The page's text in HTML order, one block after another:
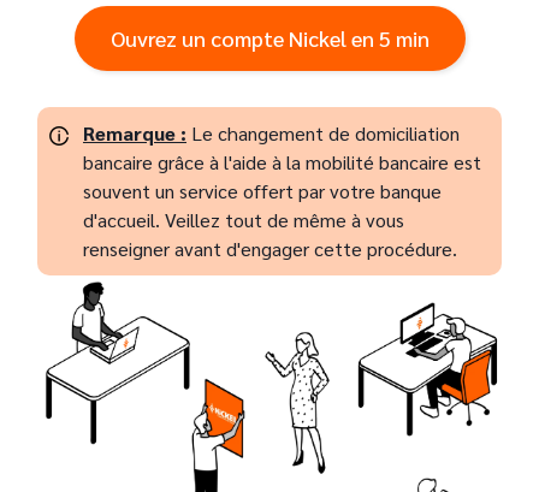
Ouvrez un compte Nickel en 5 min
Remarque : Le changement de domiciliation
bancaire grâce à l'aide à la mobilité bancaire est
souvent un service offert par votre banque
d'accueil. Veillez tout de même à vous
renseigner avant d'engager cette procédure.